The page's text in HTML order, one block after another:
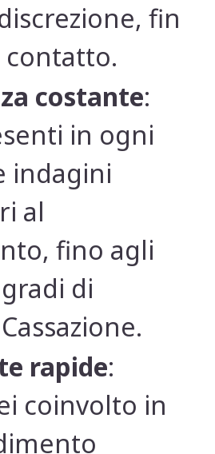
fin
costante:
in ogni
indagini
al
fino agli
di
rapide:
coinvolto in